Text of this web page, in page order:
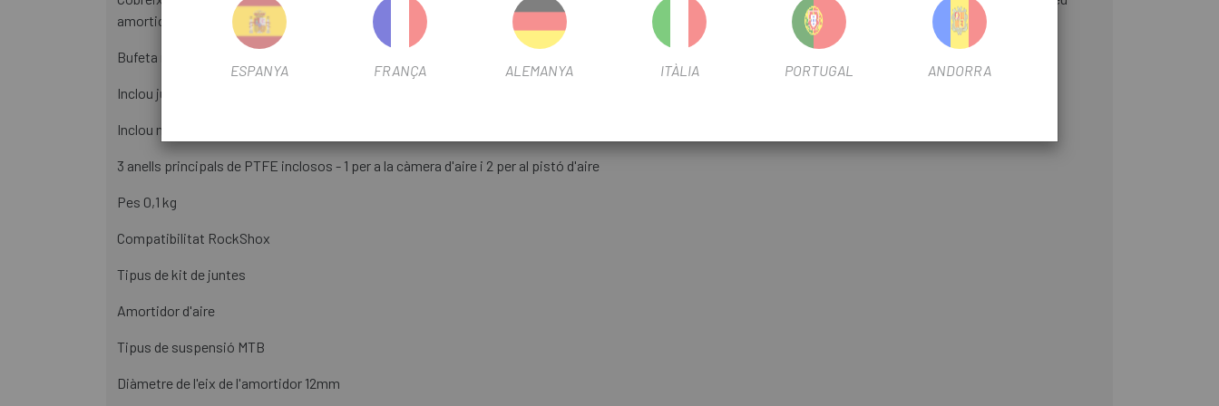
amortidor.
Bufeta millorada inclosa
Inclou junta d´eix d´amortidor principal millorada
Inclou nucli de vàlvula schrader classificat per a 800 PSI
3 anells principals de PTFE inclosos - 1 per a la càmera d'aire i 2 per al pistó d'aire
Pes 0,1 kg
Compatibilitat RockShox
Tipus de kit de juntes
Amortidor d'aire
Tipus de suspensió MTB
Diàmetre de l'eix de l'amortidor 12mm
ESPANYA FRANÇA ALEMANYA ITÀLIA PORTUGAL ANDORRA